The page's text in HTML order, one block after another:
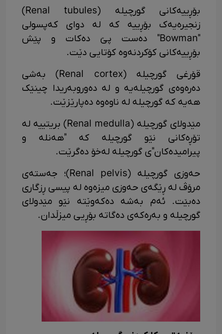
بۆڕییەکانی گورچیلە (Renal tubules)
زنجیرەیەک بۆڕییە کە لە دوای کەپسولی
"Bowman" دەست پێ دەکات و پێش
بۆڕییەکانی کۆکردنەوە کۆتایی دێت.
قۆرغی گورچیلە (Renal cortex) بەشی
دەرەوەی گورچیلەیە و لە دەوروبەریدا چینێک
هەیە کە گورچیلە لە ناوەوە دەپارێزێت.
مێدولای گورچیلە (Renal medulla) بریتییە لە
تۆڕەکانی نێو گورچیلە کە "هەنلە و
پیرامیدەکان"ی گورچیلە لەخۆ دەگرێت.
حەوزی گورچیلە (Renal pelvis)؛ جەستەی
مرۆڤ لە ڕێگەی حەوزی میزەوە لە پیسی ڕزگاری
دەبێت. ئەم بەشە دەکەوێتە نێو مێدولای
گورچیلە و بەرەکەی دەگاتە بۆڕیی میزڵدان.